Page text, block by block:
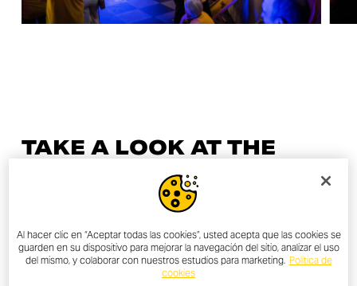
TAKE A LOOK AT THE
OTHER NEXT-GEN TOURS
27/04/2023
Al hacer clic en “Aceptar todas las cookies”, usted acepta que las cookies se
guarden en su dispositivo para mejorar la navegación del sitio, analizar el uso
del mismo, y colaborar con nuestros estudios para marketing. Política de
cookies